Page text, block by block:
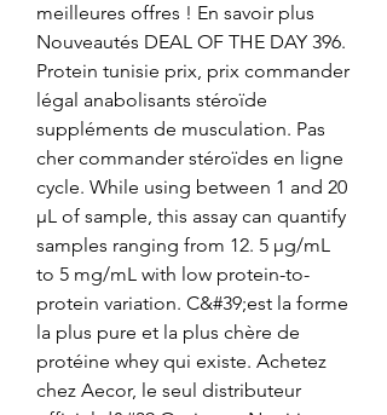
meilleures offres ! En savoir plus
Nouveautés DEAL OF THE DAY 396.
Protein tunisie prix, prix commander
légal anabolisants stéroïde
suppléments de musculation. Pas
cher commander stéroïdes en ligne
cycle. While using between 1 and 20
µL of sample, this assay can quantify
samples ranging from 12. 5 µg/mL
to 5 mg/mL with low protein-to-
protein variation. C&#39;est la forme
la plus pure et la plus chère de
protéine whey qui existe. Achetez
chez Aecor, le seul distributeur